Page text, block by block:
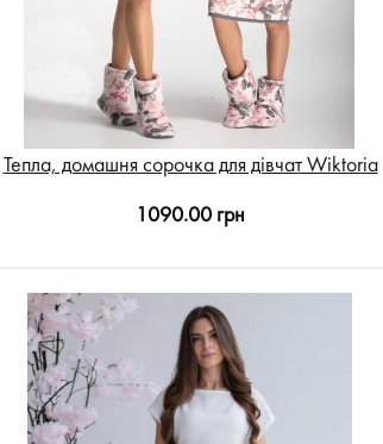
Тепла, домашня сорочка для дівчат Wiktoria
1090.00 грн